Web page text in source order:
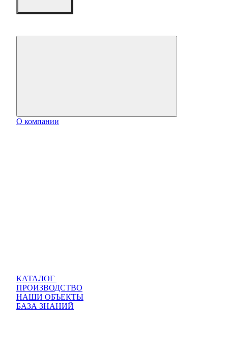
О компании
КАТАЛОГ
ПРОИЗВОДСТВО
НАШИ ОБЪЕКТЫ
БАЗА ЗНАНИЙ